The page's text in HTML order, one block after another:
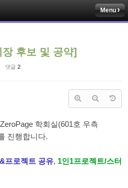
Menu
후보 및 공약]
댓글 2
학회실(601호 우측
진행합니다.
프로젝트 공유, 1인1프로젝트/스터
케치북5
케치북5